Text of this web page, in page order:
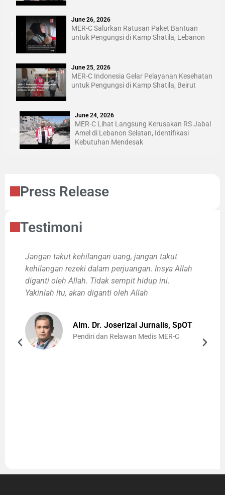
June 26, 2026
MER-C Salurkan Ratusan Paket Bantuan
untuk Pengungsi di Kamp Shatila, Lebanon
June 25, 2026
MER-C Indonesia Gelar Pelayanan Kesehatan
untuk Pengungsi di Kamp Shatila, Beirut
June 24, 2026
MER-C Lihat Langsung Kerusakan RS Jabal
Amel di Lebanon Selatan, Identifikasi
Kebutuhan Mendesak
Testimoni
Jangan takut kehilangan uang, jangan takut
kehilangan rezeki dalam perjuangan. Insya Allah
diganti oleh Allah. Tidak sempit hidup ini.
Yakinlah itu, akan diganti oleh Allah
Alm. Dr. Joserizal Jurnalis, SpOT
Pendiri dan Relawan Medis MER-C
Press Release